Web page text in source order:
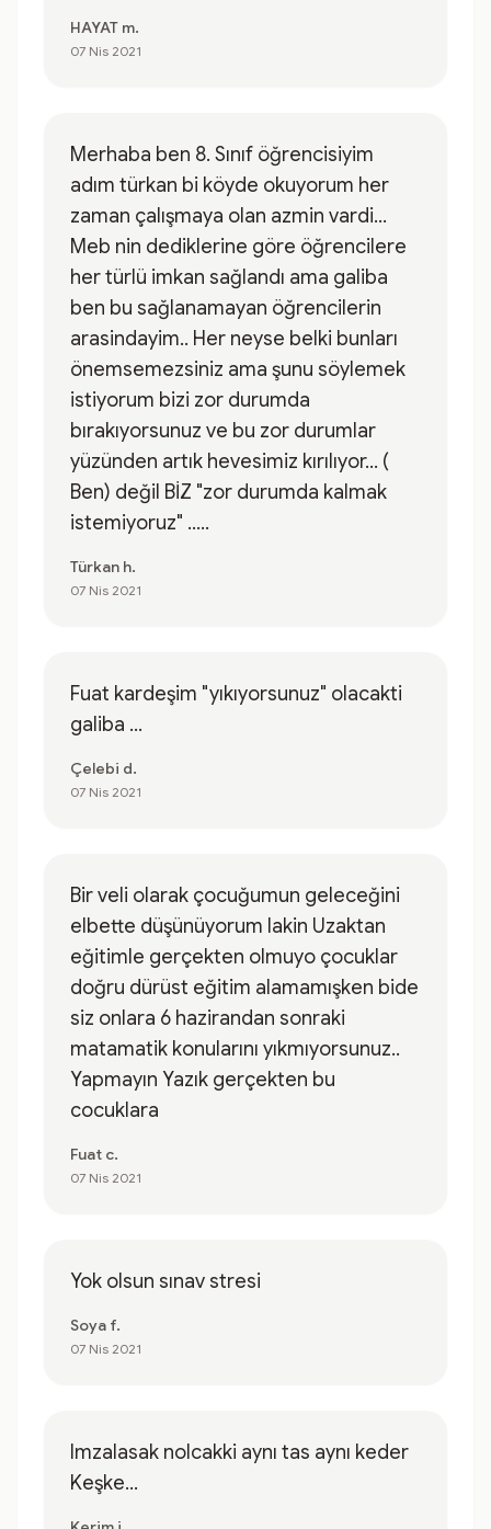
HAYAT m.
07 Nis 2021
Merhaba ben 8. Sınıf öğrencisiyim
adım türkan bi köyde okuyorum her
zaman çalışmaya olan azmin vardi...
Meb nin dediklerine göre öğrencilere
her türlü imkan sağlandı ama galiba
ben bu sağlanamayan öğrencilerin
arasindayim.. Her neyse belki bunları
önemsemezsiniz ama şunu söylemek
istiyorum bizi zor durumda
bırakıyorsunuz ve bu zor durumlar
yüzünden artık hevesimiz kırılıyor... (
Ben) değil BİZ "zor durumda kalmak
istemiyoruz" .....
Türkan h.
07 Nis 2021
Fuat kardeşim "yıkıyorsunuz" olacakti
galiba ...
Çelebi d.
07 Nis 2021
Bir veli olarak çocuğumun geleceğini
elbette düşünüyorum lakin Uzaktan
eğitimle gerçekten olmuyo çocuklar
doğru dürüst eğitim alamamışken bide
siz onlara 6 hazirandan sonraki
matamatik konularını yıkmıyorsunuz..
Yapmayın Yazık gerçekten bu
cocuklara
Fuat c.
07 Nis 2021
Yok olsun sınav stresi
Soya f.
07 Nis 2021
Imzalasak nolcakki aynı tas aynı keder
Keşke...